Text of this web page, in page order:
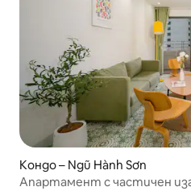
Кондо – Ngũ Hành Sơn
Апартамент с частичен